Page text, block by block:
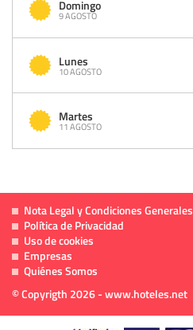
Domingo
9 AGOSTO
Lunes
10 AGOSTO
Martes
11 AGOSTO
Nota Legal y Condiciones Generales
Política de Privacidad
Uso de cookies
Empresas
Quiénes Somos
© Copyrigth 2026 - www.hoteles.net